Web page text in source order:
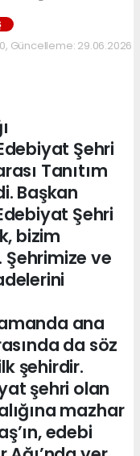
Güncelleme: 29.06.2026
Şehri
Tanıtım
Başkan
Şehri
bizim
Şehrimize ve
ana
da söz
şehirdir.
şehri olan
mazhar
edebi